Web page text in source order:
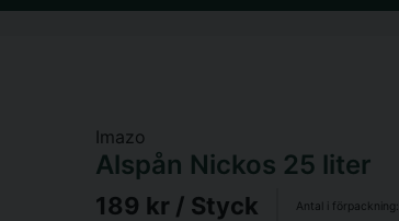
Imazo
Alspån Nickos 25 liter
189 kr / Styck Antal i förpackning: